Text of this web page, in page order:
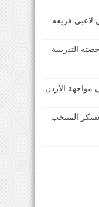
فريقه
التدريبية
مواجهة الأردن
المنتخب